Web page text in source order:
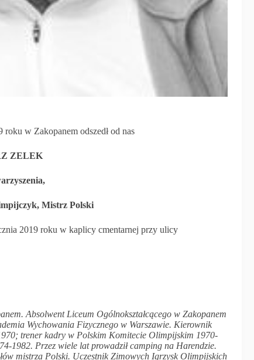
w Zakopanem odszedł od nas
ZELEK
Mistrz Polski
2019 roku w kaplicy cmentarnej przy ulicy
Absolwent Liceum Ogólnokształcącego w Zakopanem
Wychowania Fizycznego w Warszawie. Kierownik
trener kadry w Polskim Komitecie Olimpijskim 1970-
1982. Przez wiele lat prowadził camping na Harendzie.
mistrza Polski. Uczestnik Zimowych Igrzysk Olimpijskich